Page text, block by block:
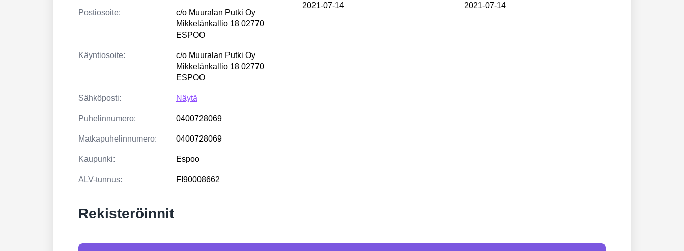
Postiosoite:
c/o Muuralan Putki Oy
Mikkelänkallio 18 02770
ESPOO
Käyntiosoite:
c/o Muuralan Putki Oy
Mikkelänkallio 18 02770
ESPOO
Sähköposti: Näytä
Puhelinnumero: 0400728069
Matkapuhelinnumero: 0400728069
Kaupunki: Espoo
ALV-tunnus: FI90008662
2021-07-14
2021-07-14
Rekisteröinnit